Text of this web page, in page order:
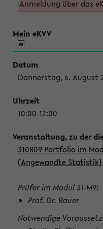
Anmeldung über das
Donnerstag, 6. August
10:00-12:00
310809 Portfolio im
(Angewandte Statistik)
Prüfer im Modul 31-M9:
Prof. Dr. Bauer
Notwendige